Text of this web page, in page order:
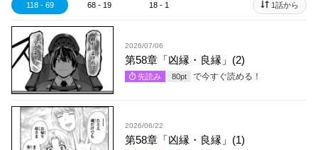
118 - 69 68 - 19 18 - 1 1話から
2026/07/06
第58章「凶縁・良縁」(2)
先読み 80pt で今すぐ読める！
2026/06/22
第58章「凶縁・良縁」(1)